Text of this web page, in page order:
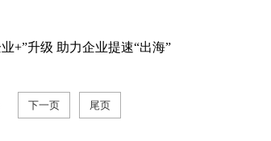
+”升级 助力企业提速“出海”
下一页 尾页